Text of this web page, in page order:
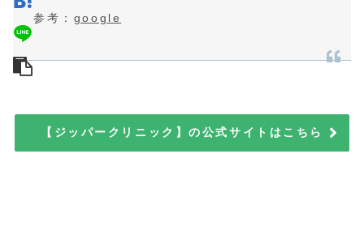
参考： google
【ジッパークリニック】の公式サイトはこちら